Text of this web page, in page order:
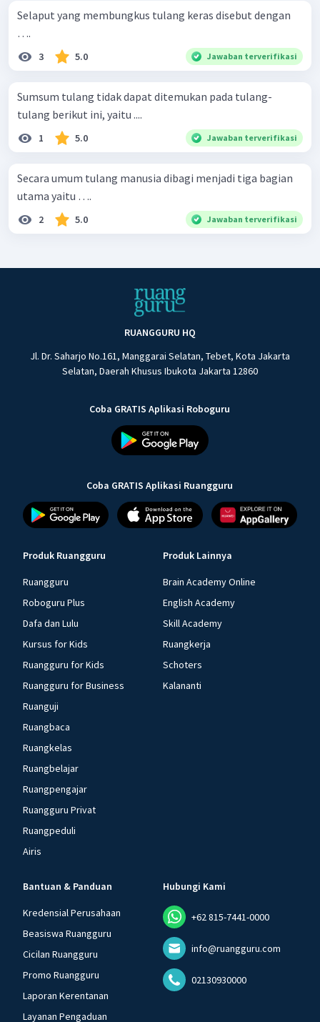
Selaput yang membungkus tulang keras disebut dengan
….
3 5.0 Jawaban terverifikasi
Sumsum tulang tidak dapat ditemukan pada tulang-
tulang berikut ini, yaitu ....
1 5.0 Jawaban terverifikasi
Secara umum tulang manusia dibagi menjadi tiga bagian
utama yaitu ….
2 5.0 Jawaban terverifikasi
RUANGGURU HQ
Jl. Dr. Saharjo No.161, Manggarai Selatan, Tebet, Kota Jakarta
Selatan, Daerah Khusus Ibukota Jakarta 12860
Coba GRATIS Aplikasi Roboguru
Coba GRATIS Aplikasi Ruangguru
Produk Ruangguru
Ruangguru
Roboguru Plus
Dafa dan Lulu
Kursus for Kids
Ruangguru for Kids
Ruangguru for Business
Ruanguji
Ruangbaca
Ruangkelas
Ruangbelajar
Ruangpengajar
Ruangguru Privat
Ruangpeduli
Airis
Produk Lainnya
Brain Academy Online
English Academy
Skill Academy
Ruangkerja
Schoters
Kalananti
Bantuan & Panduan
Kredensial Perusahaan
Beasiswa Ruangguru
Cicilan Ruangguru
Promo Ruangguru
Laporan Kerentanan
Layanan Pengaduan
Hubungi Kami
+62 815-7441-0000
info@ruangguru.com
02130930000